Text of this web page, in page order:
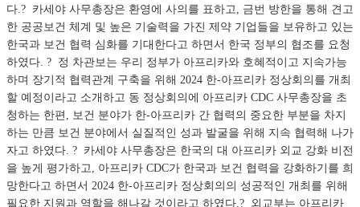
다.? 카세야 사무총장은 환영에 사의를 표하고, 금번 방한을 통해 견고
한 공공보건 체계 및 높은 기술력을 가진 제약 기업들을 보유하고 있는
한국과 보건 협력 심화를 기대한다고 하면서 한국 정부의 협조를 요청
하였다. ? 정 차관보는 우리 정부가 아프리카와 호혜적이고 지속가능
하며 장기적 협력관계 구축을 위해 2024 한-아프리카 정상회의를 개최
할 예정이라고 소개하고 동 정상회의에 아프리카 CDC 사무총장을 초
청하는 한편, 보건 분야가 한-아프리카 간 협력의 중요한 부분을 차지
하는 만큼 보건 분야에서 실질적인 성과 발굴을 위해 지속 협력해 나가
자고 하였다. ? 카세야 사무총장은 한국의 대 아프리카 외교 강화 비전
을 높게 평가하고, 아프리카 CDC가 한국과 보건 협력을 강화하기를 희
망한다고 하면서 2024 한-아프리카 정상회의의 성공적인 개최를 위해
필요한 지원과 역할을 해나갈 것이라고 하였다.? 외교부는 아프리카